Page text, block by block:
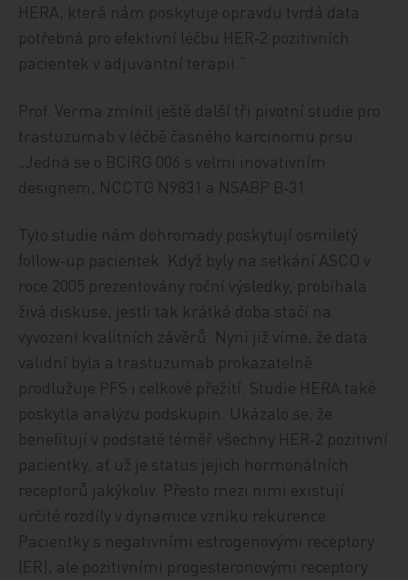
HERA, která nám poskytuje opravdu tvrdá data
potřebná pro efektivní léčbu HER‑2 pozitivních
pacientek v adjuvantní terapii.“
Prof. Verma zmínil ještě další tři pivotní studie pro
trastuzumab v léčbě časného karcinomu prsu.
„Jedná se o BCIRG 006 s velmi inovativním
designem, NCCTG N9831 a NSABP B‑31.
Tyto studie nám dohromady poskytují osmiletý
follow‑up pacientek. Když byly na setkání ASCO v
roce 2005 prezentovány roční výsledky, probíhala
živá diskuse, jestli tak krátká doba stačí na
vyvození kvalitních závěrů. Nyni již víme, že data
validní byla a trastuzumab prokazatelně
prodlužuje PFS i celkové přežití. Studie HERA také
poskytla analýzu podskupin. Ukázalo se, že
benefitují v podstatě téměř všechny HER‑2 pozitivní
pacientky, ať už je status jejich hormonálních
receptorů jakýkoliv. Přesto mezi nimi existují
určité rozdíly v dynamice vzniku rekurence.
Pacientky s negativními estrogenovými receptory
(ER), ale pozitivními progesteronovými receptory